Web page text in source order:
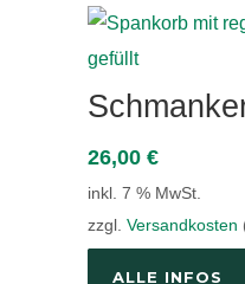
26,00 €
inkl. 7 % MwSt.
zzgl. Versandkosten
ALLE INFOS